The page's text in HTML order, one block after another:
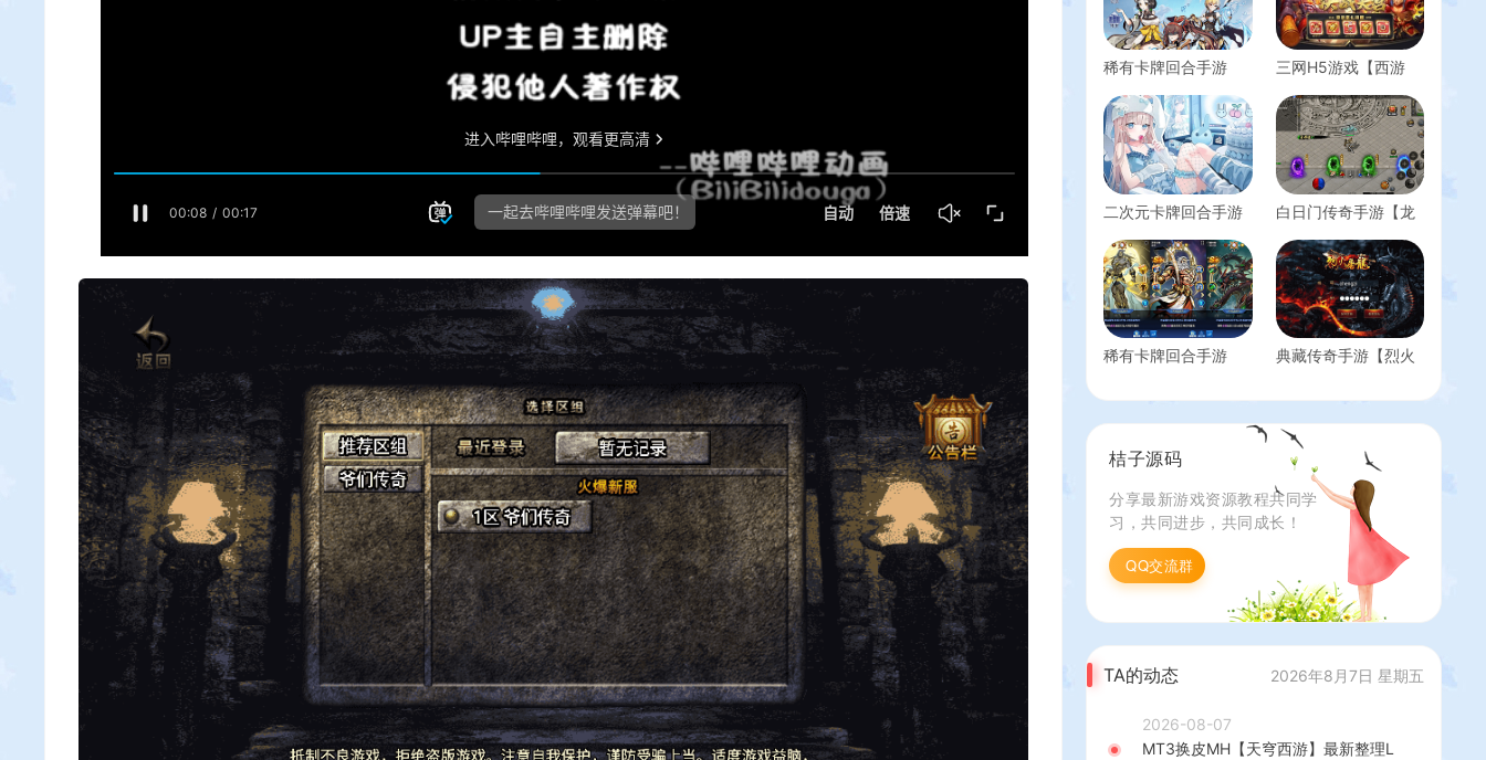
稀有卡牌回合手游
理Linux手工服务端
+安卓+GM后台+详细
搭建教程
三网H5游戏【西游
整理单机一键即玩镜
像服务端+Linux手工
服务端+GM后台+详
细搭建教程
二次元卡牌回合手游
3333级内购版】最新
整理单机一键即玩镜
像端+Linux手工服务
端+安卓+多区跨服
+自定义英雄+自定义
符文+GM授权后台
白日门传奇手游【龙
版】最新整理Win系
服务端+管理后台
+GM授权后台+安卓
+详细搭建教程
稀有卡牌回合手游
灵平台币内购完整
版】最新整理Win系
册验证+解密工具
+CDK授权后台+详细
搭建教程
典藏传奇手游【烈火
WIN系服务端+安卓
+GM后台+详细搭建
教程
桔子源码
分享最新游戏资源教程共同学
习，共同进步，共同成长！
QQ交流群
TA的动态 2026年8月7日 星期五
2026-08-07
MT3换皮MH【天穹西游】最新整理L